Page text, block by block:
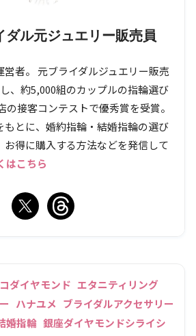
ダル元ジュエリー販売員
営者。 元ブライダルジュエリー販売
、約5,000組のカップルの指輪選び
の接客コンテストで優秀賞を受賞。
もとに、婚約指輪・結婚指輪の選び
お得に購入する方法などを発信して
こちら
ダイヤモンド エタニティリング
ハナユメ ブライダルアクセサリー
婚指輪 銀座ダイヤモンドシライシ